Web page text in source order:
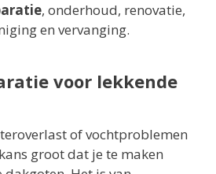
, onderhoud, renovatie,
en vervanging.
voor lekkende
of vochtproblemen
groot dat je te maken